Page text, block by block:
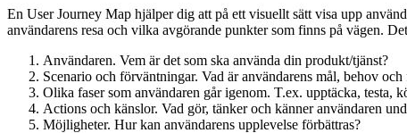
En User Journey Map hjälper dig att på ett visuellt sätt visa upp
användarens resa och vilka avgörande punkter som finns på vägen.
Användaren. Vem är det som ska använda din produkt/tjänst?
Scenario och förväntningar. Vad är användarens mål, behov
Olika faser som användaren går igenom. T.ex. upptäcka, testa,
Actions och känslor. Vad gör, tänker och känner användaren
Möjligheter. Hur kan användarens upplevelse förbättras?